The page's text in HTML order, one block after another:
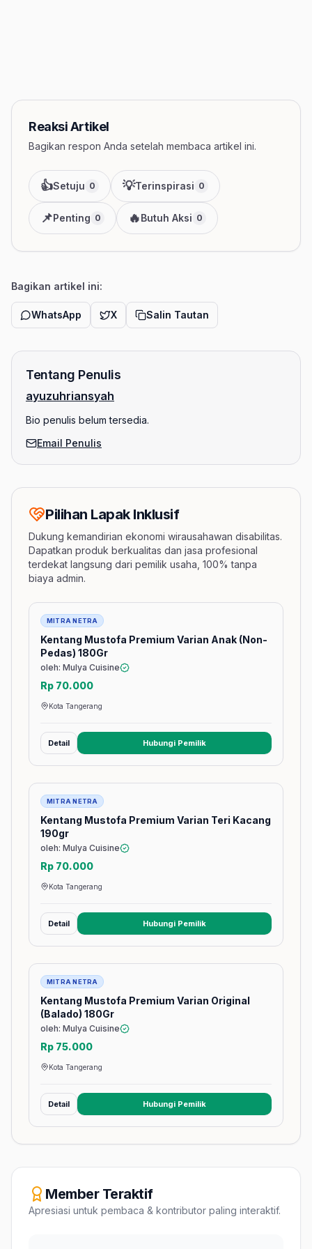
Reaksi Artikel
Bagikan respon Anda setelah membaca artikel ini.
👍Setuju 0 💡Terinspirasi 0
📌Penting 0 🔥Butuh Aksi 0
Bagikan artikel ini:
WhatsApp X Salin Tautan
Tentang Penulis
ayuzuhriansyah
Bio penulis belum tersedia.
Email Penulis
Pilihan Lapak Inklusif
Dukung kemandirian ekonomi wirausahawan disabilitas.
Dapatkan produk berkualitas dan jasa profesional
terdekat langsung dari pemilik usaha, 100% tanpa
biaya admin.
Barang
MITRA NETRA
Kentang Mustofa Premium Varian Anak (Non-
Pedas) 180Gr
oleh: Mulya Cuisine
Rp 70.000
Kota Tangerang
Detail Hubungi Pemilik(membuka tab baru)
Barang
MITRA NETRA
Kentang Mustofa Premium Varian Teri Kacang
190gr
oleh: Mulya Cuisine
Rp 70.000
Kota Tangerang
Detail Hubungi Pemilik(membuka tab baru)
Barang
MITRA NETRA
Kentang Mustofa Premium Varian Original
(Balado) 180Gr
oleh: Mulya Cuisine
Rp 75.000
Kota Tangerang
Detail Hubungi Pemilik(membuka tab baru)
Member Teraktif
Apresiasi untuk pembaca & kontributor paling interaktif.